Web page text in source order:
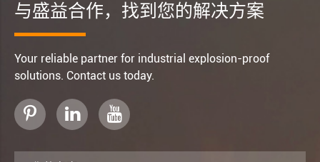
与盛益合作，找到您的解决方案
Your reliable partner for industrial explosion-proof
solutions. Contact us today.